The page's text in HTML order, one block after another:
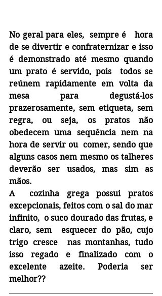
No geral para eles,  sempre é   hora
de se divertir e confraternizar e isso
é demonstrado até mesmo quando
um prato é servido, pois  todos se
reúnem rapidamente em volta da
mesa para degustá-los
prazerosamente, sem etiqueta, sem
regra, ou seja, os pratos não
obedecem uma sequência nem na
hora de servir ou  comer, sendo que
alguns casos nem mesmo os talheres
deverão ser usados, mas sim as
mãos.
A  cozinha grega possui pratos
excepcionais, feitos com o sal do mar
infinito,  o suco dourado das frutas, e
claro, sem  esquecer do pão, cujo
trigo cresce  nas montanhas, tudo
isso regado e finalizado com o
excelente azeite. Poderia ser
melhor??